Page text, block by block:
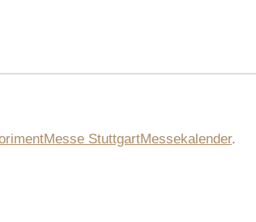
Messe StuttgartMessekalender.